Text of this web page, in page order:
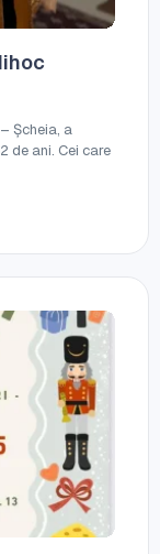
Șcheia, a
de ani. Cei care